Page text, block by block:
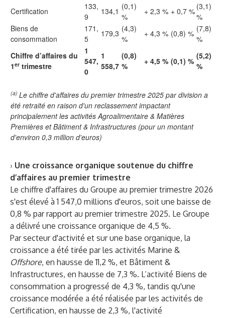
Certification
133,
9
134,1 (0,1)
%
+ 2,3 % + 0,7 % (3,1)
%
Biens de
consommation
171,
5
179,3 (4,3)
%
+ 4,3 % (0,8) % (7,8)
%
Chiffre d’affaires du
1er trimestre
1
547,
0
1
558,7
(0,8)
%
+ 4,5 % (0,1) %
(5,2)
%
(a) Le chiffre d'affaires du premier trimestre 2025 par division a
été retraité en raison d'un reclassement impactant
principalement les activités Agroalimentaire & Matières
Premières et Bâtiment & Infrastructures (pour un montant
d'environ 0,3 million d'euros)
› Une croissance organique soutenue du chiffre
d’affaires au premier trimestre
Le chiffre d'affaires du Groupe au premier trimestre 2026
s'est élevé à 1 547,0 millions d'euros, soit une baisse de
0,8 % par rapport au premier trimestre 2025. Le Groupe
a délivré une croissance organique de 4,5 %.
Par secteur d'activité et sur une base organique, la
croissance a été tirée par les activités Marine &
Offshore, en hausse de 11,2 %, et Bâtiment &
Infrastructures, en hausse de 7,3 %. L’activité Biens de
consommation a progressé de 4,3 %, tandis qu'une
croissance modérée a été réalisée par les activités de
Certification, en hausse de 2,3 %, l'activité